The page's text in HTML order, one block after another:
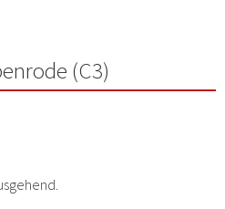
(C3)